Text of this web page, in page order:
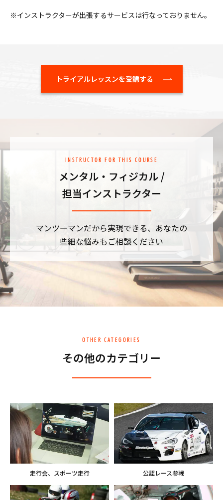
​※インストラクターが出張するサービスは行なっておりません。
トライアルレッスンを受講する
INSTRUCTOR FOR THIS COURSE
メンタル・フィジカル /
担当インストラクター
マンツーマンだから実現できる、あなたの
些細な悩みもご相談ください
OTHER CATEGORIES
その他のカテゴリー
走行会、スポーツ走行 公認レース参戦